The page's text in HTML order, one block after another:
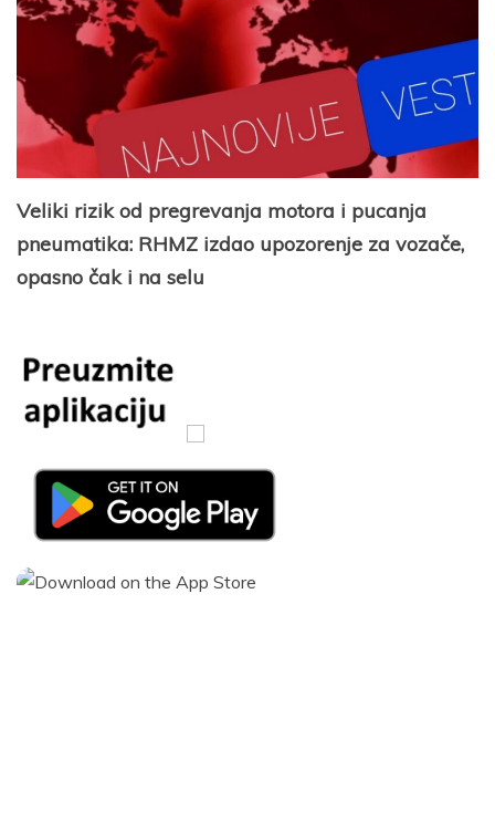
Veliki rizik od pregrevanja motora i pucanja
pneumatika: RHMZ izdao upozorenje za vozače,
opasno čak i na selu